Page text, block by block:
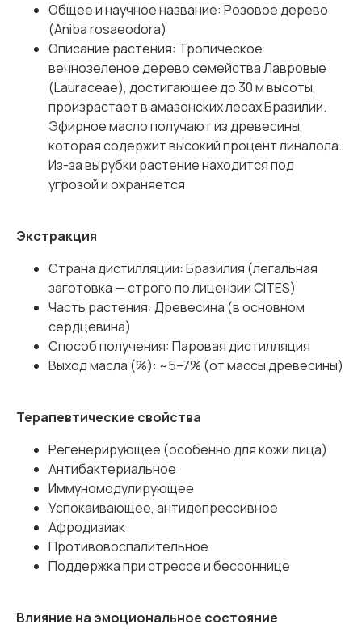
Общее и научное название: Розовое дерево
(Aniba rosaeodora)
Описание растения: Тропическое
вечнозеленое дерево семейства Лавровые
(Lauraceae), достигающее до 30 м высоты,
произрастает в амазонских лесах Бразилии.
Эфирное масло получают из древесины,
которая содержит высокий процент линалола.
Из-за вырубки растение находится под
угрозой и охраняется
Экстракция
Страна дистилляции: Бразилия (легальная
заготовка — строго по лицензии CITES)
Часть растения: Древесина (в основном
сердцевина)
Способ получения: Паровая дистилляция
Выход масла (%): ~5–7% (от массы древесины)
Терапевтические свойства
Регенерирующее (особенно для кожи лица)
Антибактериальное
Иммуномодулирующее
Успокаивающее, антидепрессивное
Афродизиак
Противовоспалительное
Поддержка при стрессе и бессоннице
Влияние на эмоциональное состояние